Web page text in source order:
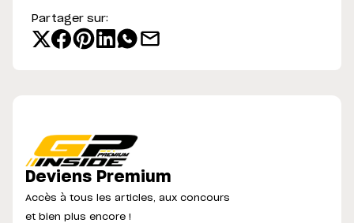
Partager sur:
Deviens Premium
Accès à tous les articles, aux concours
et bien plus encore !